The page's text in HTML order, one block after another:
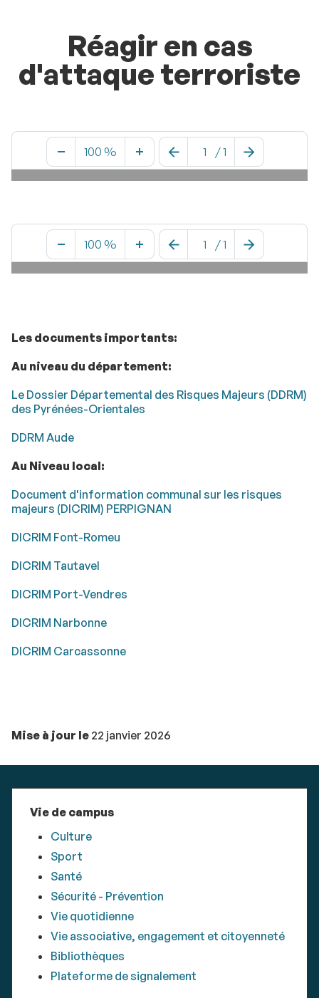
Réagir en cas
d'attaque terroriste
100 % /1
100 % /1
Les documents importants:
Au niveau du département:
Le Dossier Départemental des Risques Majeurs (DDRM)
des Pyrénées-Orientales
DDRM Aude
Au Niveau local:
Document d'information communal sur les risques
majeurs (DICRIM) PERPIGNAN
DICRIM Font-Romeu
DICRIM Tautavel
DICRIM Port-Vendres
DICRIM Narbonne
DICRIM Carcassonne
Mise à jour le 22 janvier 2026
Vie de campus
Culture
Sport
Santé
Sécurité - Prévention
Vie quotidienne
Vie associative, engagement et citoyenneté
Bibliothèques
Plateforme de signalement